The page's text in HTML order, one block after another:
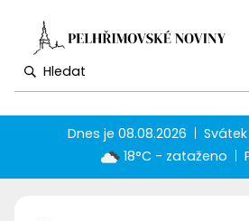
Dnes je08.08.2026
18°C - zataženo